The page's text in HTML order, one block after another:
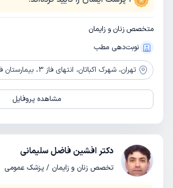
متخصص زنان و زایمان
نوبت‌دهی مطب
تهران، شهرک اکباتان، انتهای فاز 3، بیمارستان فوق تخصصی صارم
مشاهده پروفایل
دکتر افشین فاضل سلیمانی
تخصص زنان و زایمان / پزشک عمومی